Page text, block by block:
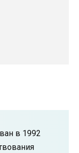
в 1992